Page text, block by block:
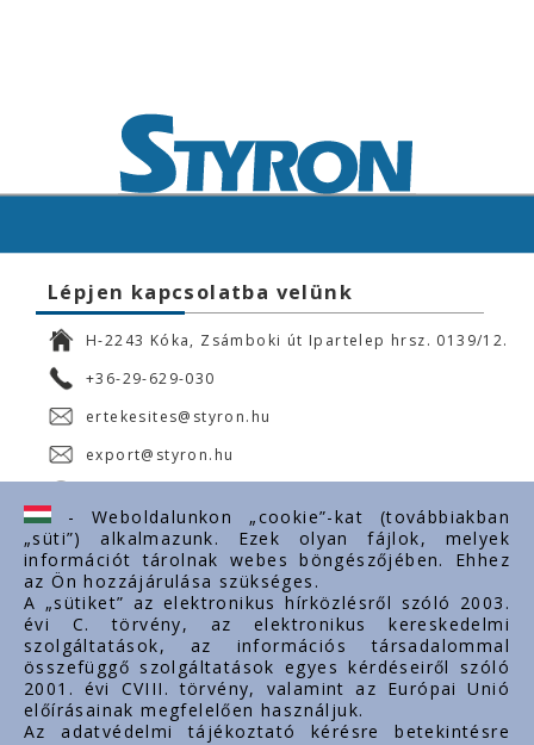
Lépjen kapcsolatba velünk
H-2243 Kóka, Zsámboki út Ipartelep hrsz. 0139/12.
+36-29-629-030
ertekesites@styron.hu
export@styron.hu
Fontos linkek
Rólunk
Dokumentumok
Kapcsolat
Karrier
- Weboldalunkon „cookie”-kat (továbbiakban
„süti”) alkalmazunk. Ezek olyan fájlok, melyek
információt tárolnak webes böngészőjében. Ehhez
az Ön hozzájárulása szükséges.
A „sütiket” az elektronikus hírközlésről szóló 2003.
évi C. törvény, az elektronikus kereskedelmi
szolgáltatások, az információs társadalommal
összefüggő szolgáltatások egyes kérdéseiről szóló
2001. évi CVIII. törvény, valamint az Európai Unió
előírásainak megfelelően használjuk.
Az adatvédelmi tájékoztató kérésre betekintésre